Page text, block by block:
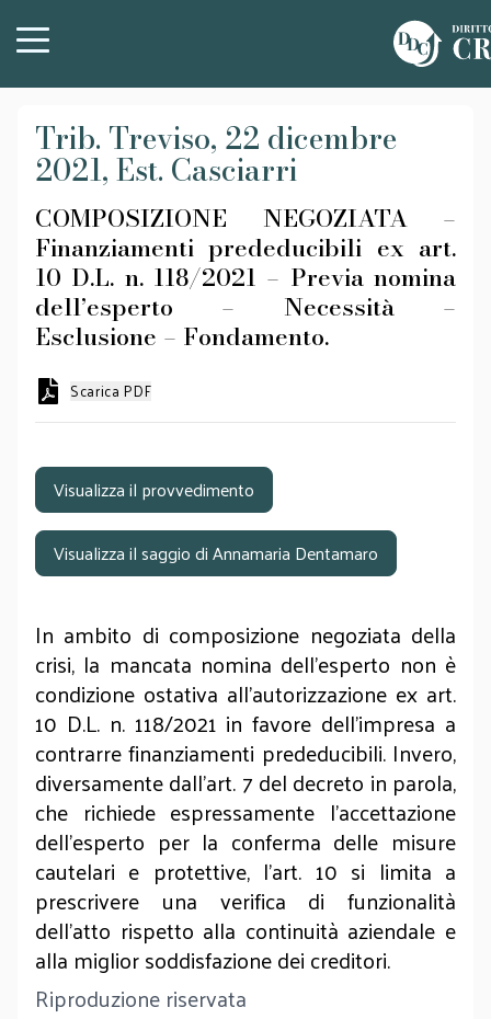
Trib. Treviso, 22 dicembre
2021, Est. Casciarri
COMPOSIZIONE NEGOZIATA –
Finanziamenti prededucibili ex art.
10 D.L. n. 118/2021 – Previa nomina
dell’esperto – Necessità –
Esclusione – Fondamento.
Scarica PDF
Visualizza il provvedimento
Visualizza il saggio di Annamaria Dentamaro
In ambito di composizione negoziata della
crisi, la mancata nomina dell’esperto non è
condizione ostativa all’autorizzazione ex art.
10 D.L. n. 118/2021 in favore dell’impresa a
contrarre finanziamenti prededucibili. Invero,
diversamente dall’art. 7 del decreto in parola,
che richiede espressamente l’accettazione
dell’esperto per la conferma delle misure
cautelari e protettive, l’art. 10 si limita a
prescrivere una verifica di funzionalità
dell’atto rispetto alla continuità aziendale e
alla miglior soddisfazione dei creditori.
Riproduzione riservata